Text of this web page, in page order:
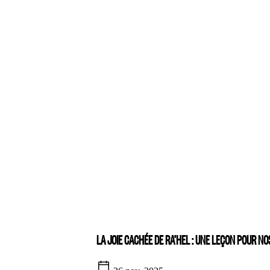
LA JOIE CACHÉE DE RA’HEL : UNE LEÇON POUR